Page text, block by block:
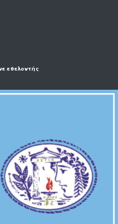
εθελοντής